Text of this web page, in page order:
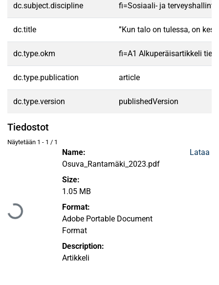
dc.subject.discipline fi=Sosiaali- ja
dc.title ”Kun talo on tulessa, on
dc.type.okm fi=A1 Alkuperäisartikkeli
dc.type.publication article
dc.type.version publishedVersion
Tiedostot
Näytetään 1 - 1 / 1
Ladataan...
Name:
Osuva_Rantamäki_2023.pdf
Size:
1.05 MB
Format:
Adobe Portable Document
Format
Description:
Artikkeli
Lataa